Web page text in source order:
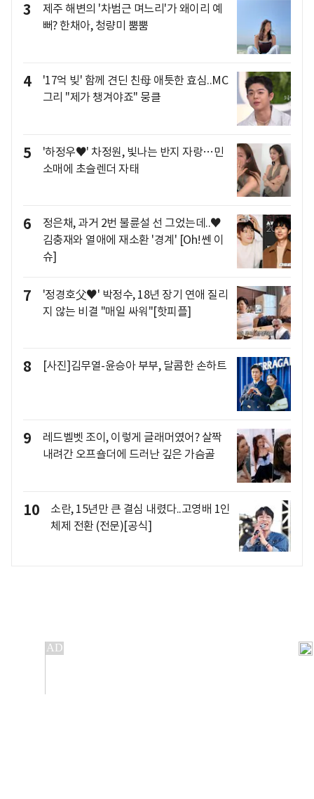
3
제주 해변의 '차범근 며느리'가 왜이리 예
뻐? 한채아, 청량미 뿜뿜
4
'17억 빚' 함께 견딘 친母 애틋한 효심..MC
그리 "제가 챙겨야죠" 뭉클
5
'하정우♥' 차정원, 빛나는 반지 자랑…민
소매에 초슬렌더 자태
6
정은채, 과거 2번 불륜설 선 그었는데..♥
김충재와 열애에 재소환 '경계' [Oh!쎈 이
슈]
7
'정경호父♥' 박정수, 18년 장기 연애 질리
지 않는 비결 "매일 싸워"[핫피플]
8 [사진]김무열-윤승아 부부, 달콤한 손하트
9
레드벨벳 조이, 이렇게 글래머였어? 살짝
내려간 오프숄더에 드러난 깊은 가슴골
10
소란, 15년만 큰 결심 내렸다..고영배 1인
체제 전환 (전문)[공식]